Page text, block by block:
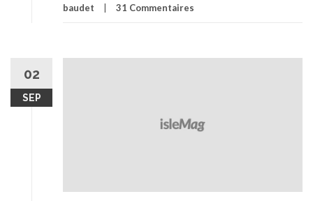
baudet 31 Commentaires
02
SEP